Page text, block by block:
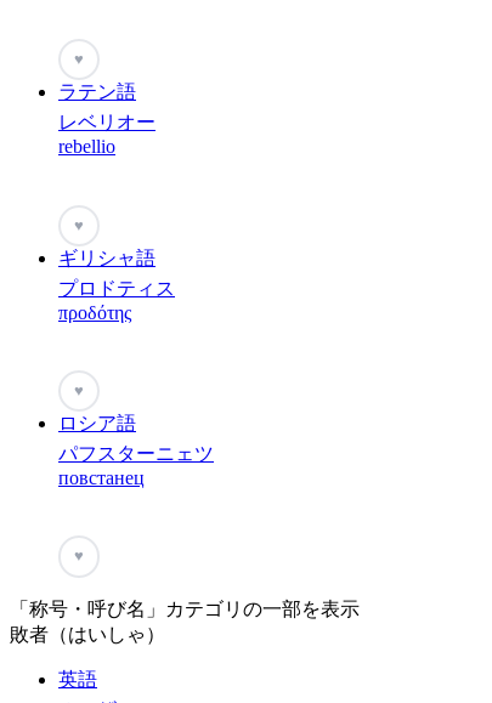
♥
ラテン語
レベリオー
rebellio
♥
ギリシャ語
プロドティス
προδότης
♥
ロシア語
パフスターニェツ
повстанец
♥
「称号・呼び名」カテゴリの一部を表示
敗者（はいしゃ）
英語